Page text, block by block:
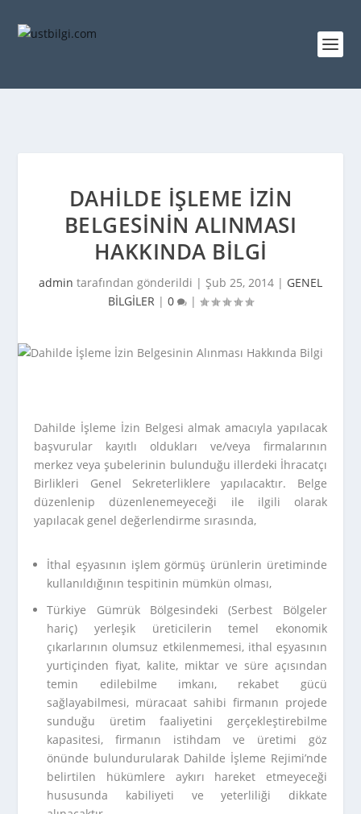
DAHILDE İŞLEME İZIN
BELGESININ ALINMASI
HAKKINDA BILGI
admin tarafından gönderildi | Şub 25, 2014 | GENEL
BİLGİLER | 0 |
Dahilde İşleme İzin Belgesi almak amacıyla yapılacak
başvurular kayıtlı oldukları ve/veya firmalarının
merkez veya şubelerinin bulunduğu illerdeki İhracatçı
Birlikleri Genel Sekreterliklere yapılacaktır. Belge
düzenlenip düzenlenemeyeceği ile ilgili olarak
yapılacak genel değerlendirme sırasında,
İthal eşyasının işlem görmüş ürünlerin üretiminde
kullanıldığının tespitinin mümkün olması,
Türkiye Gümrük Bölgesindeki (Serbest Bölgeler
hariç) yerleşik üreticilerin temel ekonomik
çıkarlarının olumsuz etkilenmemesi, ithal eşyasının
yurtiçinden fiyat, kalite, miktar ve süre açısından
temin edilebilme imkanı, rekabet gücü
sağlayabilmesi, müracaat sahibi firmanın projede
sunduğu üretim faaliyetini gerçekleştirebilme
kapasitesi, firmanın istihdam ve üretimi göz
önünde bulundurularak Dahilde İşleme Rejimi’nde
belirtilen hükümlere aykırı hareket etmeyeceği
hususunda kabiliyeti ve yeterliliği dikkate